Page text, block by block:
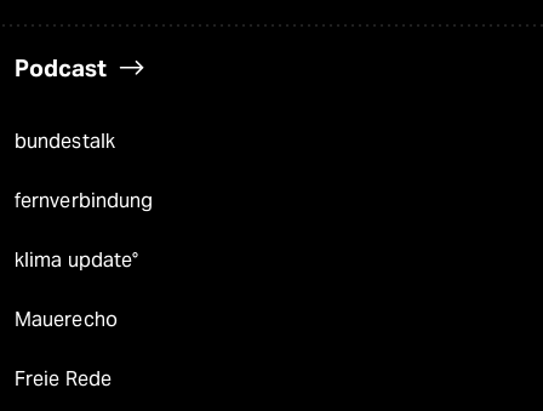
Podcast
bundestalk
fernverbindung
klima update°
Mauerecho
Freie Rede